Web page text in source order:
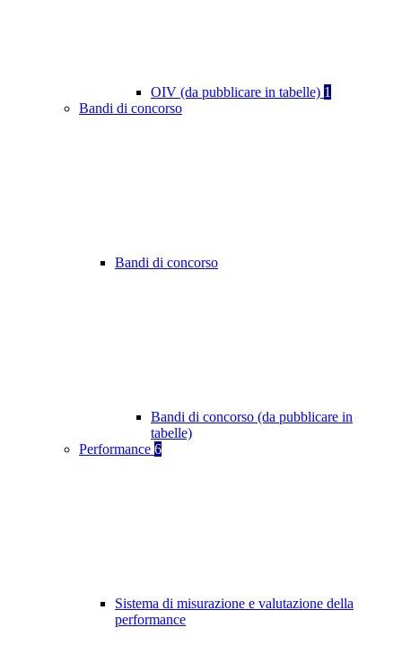
OIV (da pubblicare in tabelle) 1
Bandi di concorso
Bandi di concorso
Bandi di concorso (da pubblicare in
tabelle)
Performance 6
Sistema di misurazione e valutazione della
performance